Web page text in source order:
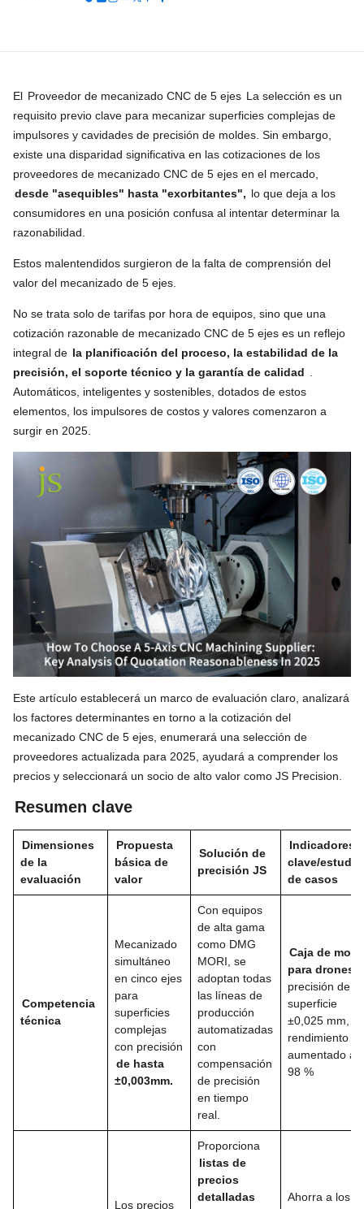
El Proveedor de mecanizado CNC de 5 ejes La selección es un
requisito previo clave para mecanizar superficies complejas de
impulsores y cavidades de precisión de moldes. Sin embargo,
existe una disparidad significativa en las cotizaciones de los
proveedores de mecanizado CNC de 5 ejes en el mercado,
desde "asequibles" hasta "exorbitantes", lo que deja a los
consumidores en una posición confusa al intentar determinar la
razonabilidad.
Estos malentendidos surgieron de la falta de comprensión del
valor del mecanizado de 5 ejes.
No se trata solo de tarifas por hora de equipos, sino que una
cotización razonable de mecanizado CNC de 5 ejes es un reflejo
integral de la planificación del proceso, la estabilidad de la
precisión, el soporte técnico y la garantía de calidad
Automáticos, inteligentes y sostenibles, dotados de estos
elementos, los impulsores de costos y valores comenzaron a
surgir en 2025.
Este artículo establecerá un marco de evaluación claro, analizará
los factores determinantes en torno a la cotización del
mecanizado CNC de 5 ejes, enumerará una selección de
proveedores actualizada para 2025, ayudará a comprender los
precios y seleccionará un socio de alto valor como JS Precision.
Resumen clave
Dimensiones
de la
evaluación
Propuesta
básica de
valor
Solución de
precisión JS
Indicadores
clave/
de casos
Competencia
técnica
Mecanizado
simultáneo
en cinco ejes
para
superficies
complejas
con precisión
de hasta
±0,003mm.
Con equipos
de alta gama
como DMG
MORI, se
adoptan todas
las líneas de
producción
automatizadas
con
compensación
de precisión
en tiempo
real.
Caja de
para drones:
precisión de la
superficie
±0,025 mm,
rendimiento
aumentado al
98 %
Los precios
Proporciona
listas de
precios
detalladas
Ahorra a los